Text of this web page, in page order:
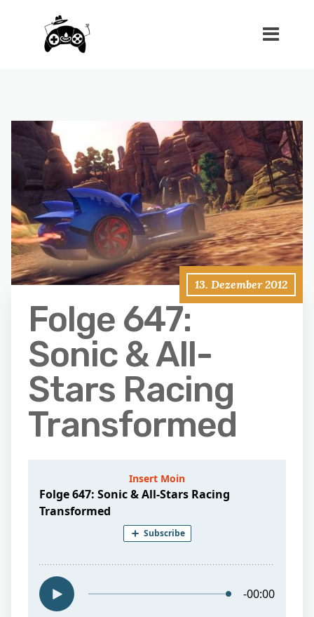
13. Dezember 2012
Folge 647:
Sonic & All-
Stars Racing
Transformed